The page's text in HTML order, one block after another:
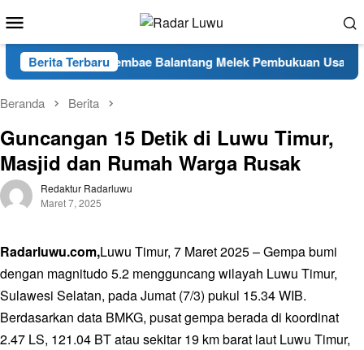
ke
kontenMobile
Berita Terbaru
Latih KWT Gembae Balantang Melek Pembukuan Usaha
Beranda Berita
Guncangan 15 Detik di Luwu Timur,
Masjid dan Rumah Warga Rusak
Redaktur Radarluwu
Maret 7, 2025
Radarluwu.com,Luwu Timur, 7 Maret 2025 – Gempa bumi
dengan magnitudo 5.2 mengguncang wilayah Luwu Timur,
Sulawesi Selatan, pada Jumat (7/3) pukul 15.34 WIB.
Berdasarkan data BMKG, pusat gempa berada di koordinat
2.47 LS, 121.04 BT atau sekitar 19 km barat laut Luwu Timur,